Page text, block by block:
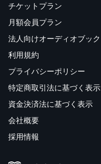
チケットプラン
月額会員プラン
法人向けオーディオブック
利用規約
プライバシーポリシー
特定商取引法に基づく表示
資金決済法に基づく表示
会社概要
採用情報